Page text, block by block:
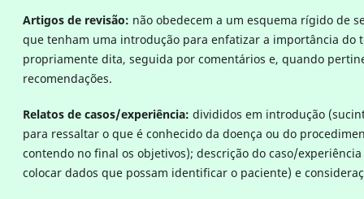
Artigos de revisão: não obedecem a um esquema rígido de
que tenham uma introdução para enfatizar a importância do
propriamente dita, seguida por comentários e, quando
recomendações.
Relatos de casos/experiência: divididos em introdução
para ressaltar o que é conhecido da doença ou do
contendo no final os objetivos); descrição do caso/
colocar dados que possam identificar o paciente) e